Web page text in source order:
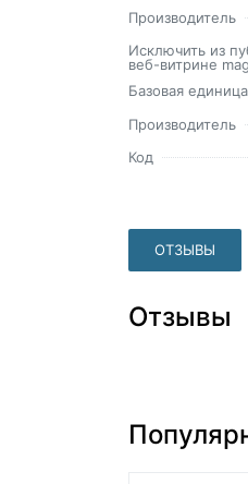
Производитель
Исключить из
веб-витрине
Базовая единица
Производитель
Код
ОТЗЫВЫ
Отзывы